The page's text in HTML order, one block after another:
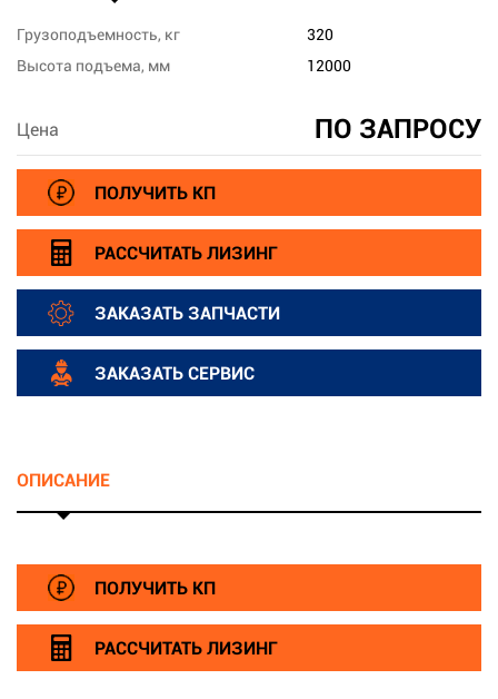
Грузоподъемность, кг
320
Высота подъема, мм
12000
Цена ПО ЗАПРОСУ
ПОЛУЧИТЬ КП
РАССЧИТАТЬ ЛИЗИНГ
ЗАКАЗАТЬ ЗАПЧАСТИ
ЗАКАЗАТЬ СЕРВИС
ОПИСАНИЕ
ПОЛУЧИТЬ КП
РАССЧИТАТЬ ЛИЗИНГ